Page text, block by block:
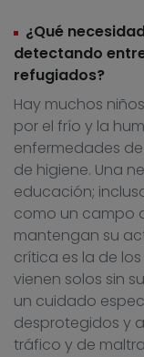
¿Qué
detectando
refugiados?
Hay muchos
por el frío y la
enfermedades
de higiene. Una
educación;
como un campo
mantengan su
crítica es la de
vienen solos sin
un cuidado
desprotegidos y
tráfico y de